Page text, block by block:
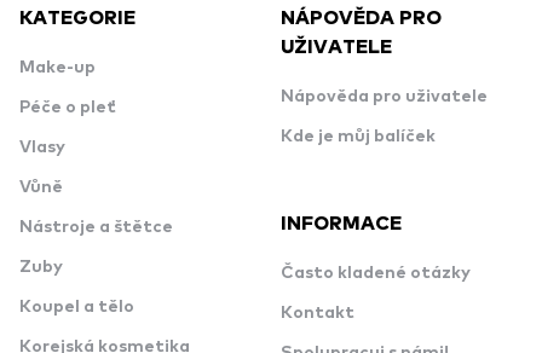
KATEGORIE
Make-up
Péče o pleť
Vlasy
Vůně
Nástroje a štětce
Zuby
Koupel a tělo
Korejská kosmetika
NÁPOVĚDA PRO
UŽIVATELE
Nápověda pro uživatele
Kde je můj balíček
INFORMACE
Často kladené otázky
Kontakt